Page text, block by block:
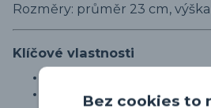
Rozměry: průměr 23 cm,
Klíčové vlastnosti
Barva: černá + dřevěný
Bez cookies to